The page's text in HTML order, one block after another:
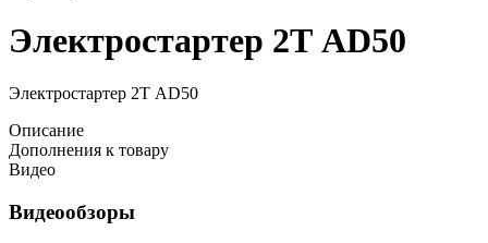
Электростартер 2Т AD50
Электростартер 2Т AD50
Описание
Дополнения к товару
Видео
Видеообзоры